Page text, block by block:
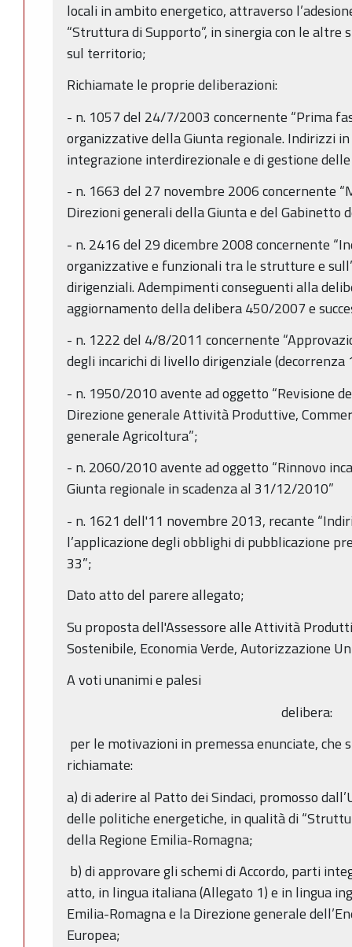
locali in ambito energetico, attraverso
“Struttura di Supporto”, in sinergia con le
sul territorio;
Richiamate le proprie deliberazioni:
- n. 1057 del 24/7/2003 concernente “Prima
organizzative della Giunta regionale. Indirizzi
integrazione interdirezionale e di gestione
- n. 1663 del 27 novembre 2006 concernente
Direzioni generali della Giunta e del Gabinetto
- n. 2416 del 29 dicembre 2008 concernente
organizzative e funzionali tra le strutture e
dirigenziali. Adempimenti conseguenti alla
aggiornamento della delibera 450/2007 e
- n. 1222 del 4/8/2011 concernente
degli incarichi di livello dirigenziale
- n. 1950/2010 avente ad oggetto “Revisione
Direzione generale Attività Produttive,
generale Agricoltura”;
- n. 2060/2010 avente ad oggetto “Rinnovo
Giunta regionale in scadenza al 31/12/2010”
- n. 1621 dell'11 novembre 2013, recante
l’applicazione degli obblighi di pubblicazione
33”;
Dato atto del parere allegato;
Su proposta dell'Assessore alle Attività
Sostenibile, Economia Verde, Autorizzazione
A voti unanimi e palesi
delibera:
per le motivazioni in premessa enunciate,
richiamate:
a) di aderire al Patto dei Sindaci, promosso
delle politiche energetiche, in qualità di
della Regione Emilia-Romagna;
b) di approvare gli schemi di Accordo, parti
atto, in lingua italiana (Allegato 1) e in lingua
Emilia-Romagna e la Direzione generale
Europea;